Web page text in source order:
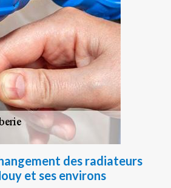
des radiateurs
et ses environs